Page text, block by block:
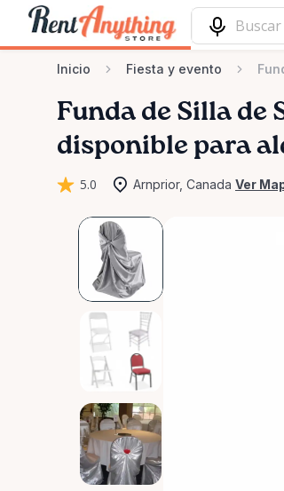
Inicio Fiesta y evento
Funda de Silla de
disponible para
5.0 Arnprior, Canada Ver